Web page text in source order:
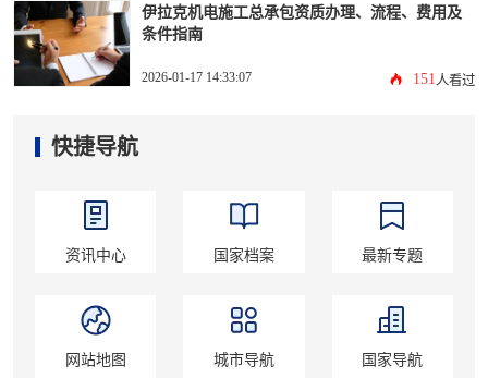
伊拉克机电施工总承包资质办理、流程、费用及
条件指南
2026-01-17 14:33:07 151 人看过
快捷导航
资讯中心 国家档案 最新专题
网站地图 城市导航 国家导航